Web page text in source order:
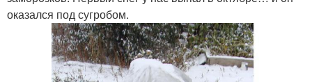
оказался под сугробом.